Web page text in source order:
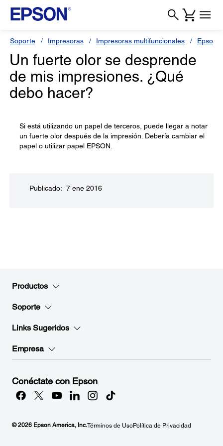
Soporte Impresoras Impresoras multifuncionales Epson
Un fuerte olor se desprende
de mis impresiones. ¿Qué
debo hacer?
Si está utilizando un papel de terceros, puede llegar a notar
un fuerte olor después de la impresión. Debería cambiar el
papel o utilizar papel EPSON.
Publicado: 7 ene 2016
Productos
Soporte
Links Sugeridos
Empresa
Conéctate con Epson
© 2026 Epson America, Inc.Términos de UsoPolítica de Privacidad